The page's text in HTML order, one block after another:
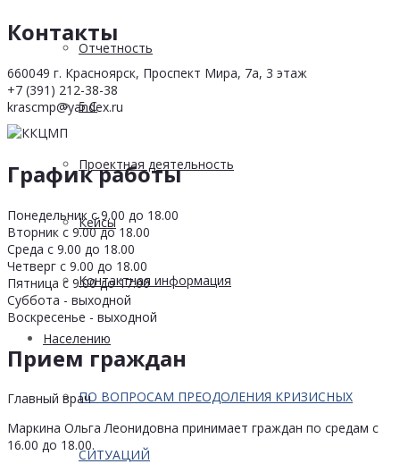
Отчетность
5 С
Проектная деятельность
Кейсы
Контактная информация
Населению
ПО ВОПРОСАМ ПРЕОДОЛЕНИЯ КРИЗИСНЫХ
СИТУАЦИЙ
Контакты
660049 г. Красноярск, Проспект Мира, 7а, 3 этаж
+7 (391) 212-38-38
krascmp@yandex.ru
График работы
Понедельник с 9.00 до 18.00
Вторник с 9.00 до 18.00
Среда с 9.00 до 18.00
Четверг с 9.00 до 18.00
Пятница с 9.00 до 17.00
Суббота - выходной
Воскресенье - выходной
Прием граждан
Главный врач
Маркина Ольга Леонидовна принимает граждан по средам с
16.00 до 18.00.